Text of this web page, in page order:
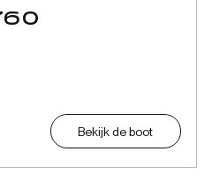
Bekijk de boot